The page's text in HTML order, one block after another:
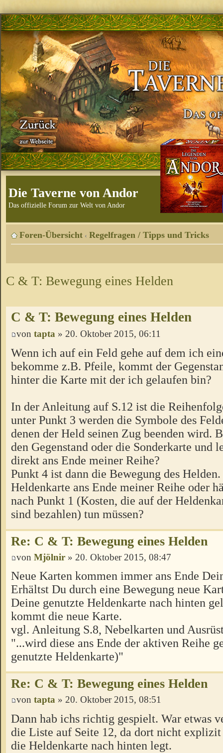
Die Taverne von Andor
Das offizielle Forum zur Welt von Andor
Foren-Übersicht ‹ Regelfragen / Tipps und Tricks
C & T: Bewegung eines Helden
C & T: Bewegung eines Helden
von tapta » 20. Oktober 2015, 06:11
Wenn ich auf ein Feld gehe auf dem ich
bekomme z.B. Pfeile, kommt der
hinter die Karte mit der ich gelaufen bin?
In der Anleitung auf S.12 ist die
unter Punkt 3 werden die Symbole des
denen der Held seinen Zug beenden wird.
den Gegenstand oder die Sonderkarte und
direkt ans Ende meiner Reihe?
Punkt 4 ist dann die Bewegung des
Heldenkarte ans Ende meiner Reihe oder
nach Punkt 1 (Kosten, die auf der
sind bezahlen) tun müssen?
Re: C & T: Bewegung eines Helden
von Mjölnir » 20. Oktober 2015, 08:47
Neue Karten kommen immer ans Ende
Erhältst Du durch eine Bewegung neue
Deine genutzte Heldenkarte nach hinten
kommt die neue Karte.
vgl. Anleitung S.8, Nebelkarten und
"...wird diese ans Ende der aktiven Reihe
genutzte Heldenkarte)"
Re: C & T: Bewegung eines Helden
von tapta » 20. Oktober 2015, 08:51
Dann hab ichs richtig gespielt. War etwas
die Liste auf Seite 12, da dort nicht explizit
die Heldenkarte nach hinten legt.